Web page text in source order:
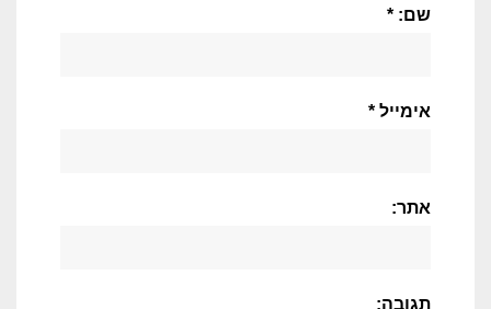
שם: *
אימייל *
אתר:
תגובה: